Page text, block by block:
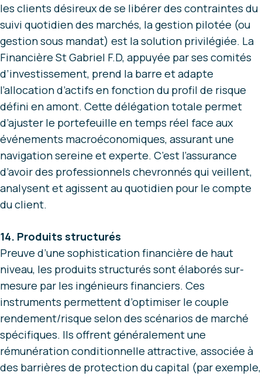
les clients désireux de se libérer des contraintes du
suivi quotidien des marchés, la gestion pilotée (ou
gestion sous mandat) est la solution privilégiée. La
Financière St Gabriel F.D, appuyée par ses comités
d’investissement, prend la barre et adapte
l’allocation d’actifs en fonction du profil de risque
défini en amont. Cette délégation totale permet
d’ajuster le portefeuille en temps réel face aux
événements macroéconomiques, assurant une
navigation sereine et experte. C’est l’assurance
d’avoir des professionnels chevronnés qui veillent,
analysent et agissent au quotidien pour le compte
du client.
14. Produits structurés
Preuve d’une sophistication financière de haut
niveau, les produits structurés sont élaborés sur-
mesure par les ingénieurs financiers. Ces
instruments permettent d’optimiser le couple
rendement/risque selon des scénarios de marché
spécifiques. Ils offrent généralement une
rémunération conditionnelle attractive, associée à
des barrières de protection du capital (par exemple,